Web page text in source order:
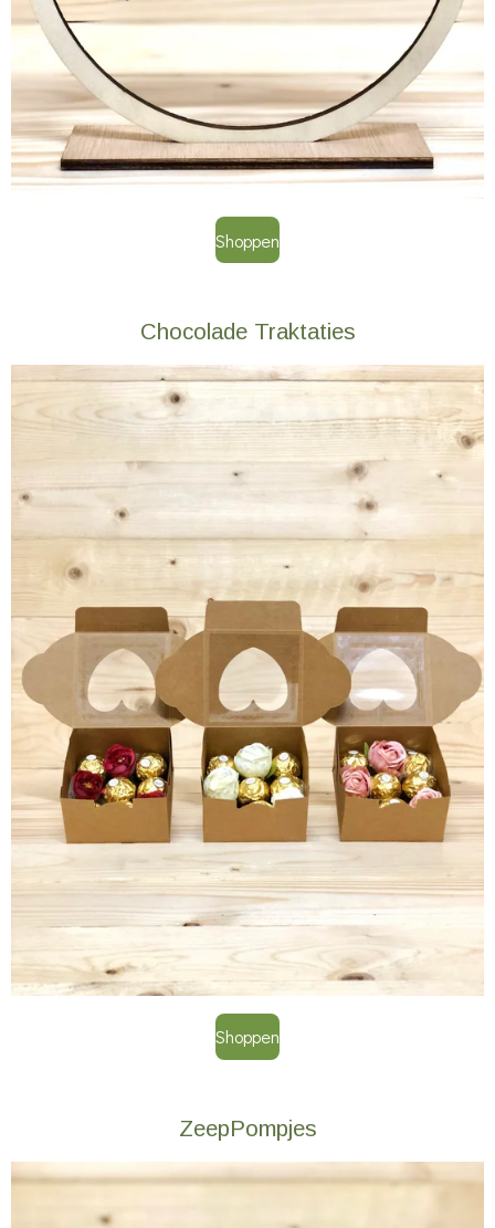
Shoppen
Chocolade Traktaties
Shoppen
ZeepPompjes